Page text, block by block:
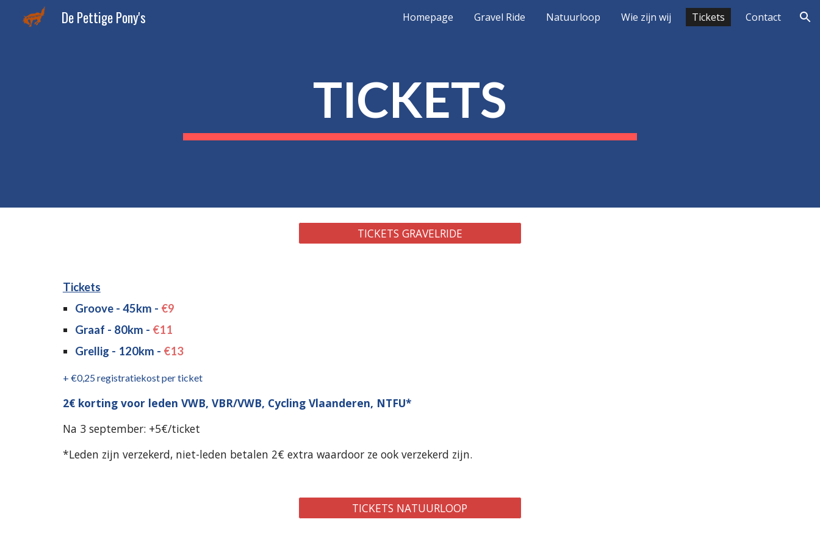
Skip to navigation
De Pettige Pony's Homepage Gravel Ride Natuurloop Wie zijn wij Tickets Contact
TICKETS
TICKETS GRAVELRIDE
Tickets
Groove - 45km - €9
Graaf - 80km - €11
Grellig - 120km - €13
+ €0,25 registratiekost per ticket
2€ korting voor leden VWB, VBR/VWB, Cycling Vlaanderen, NTFU*
Na 3 september: +5€/ticket
*Leden zijn verzekerd, niet-leden betalen 2€ extra waardoor ze ook verzekerd zijn.
TICKETS NATUURLOOP